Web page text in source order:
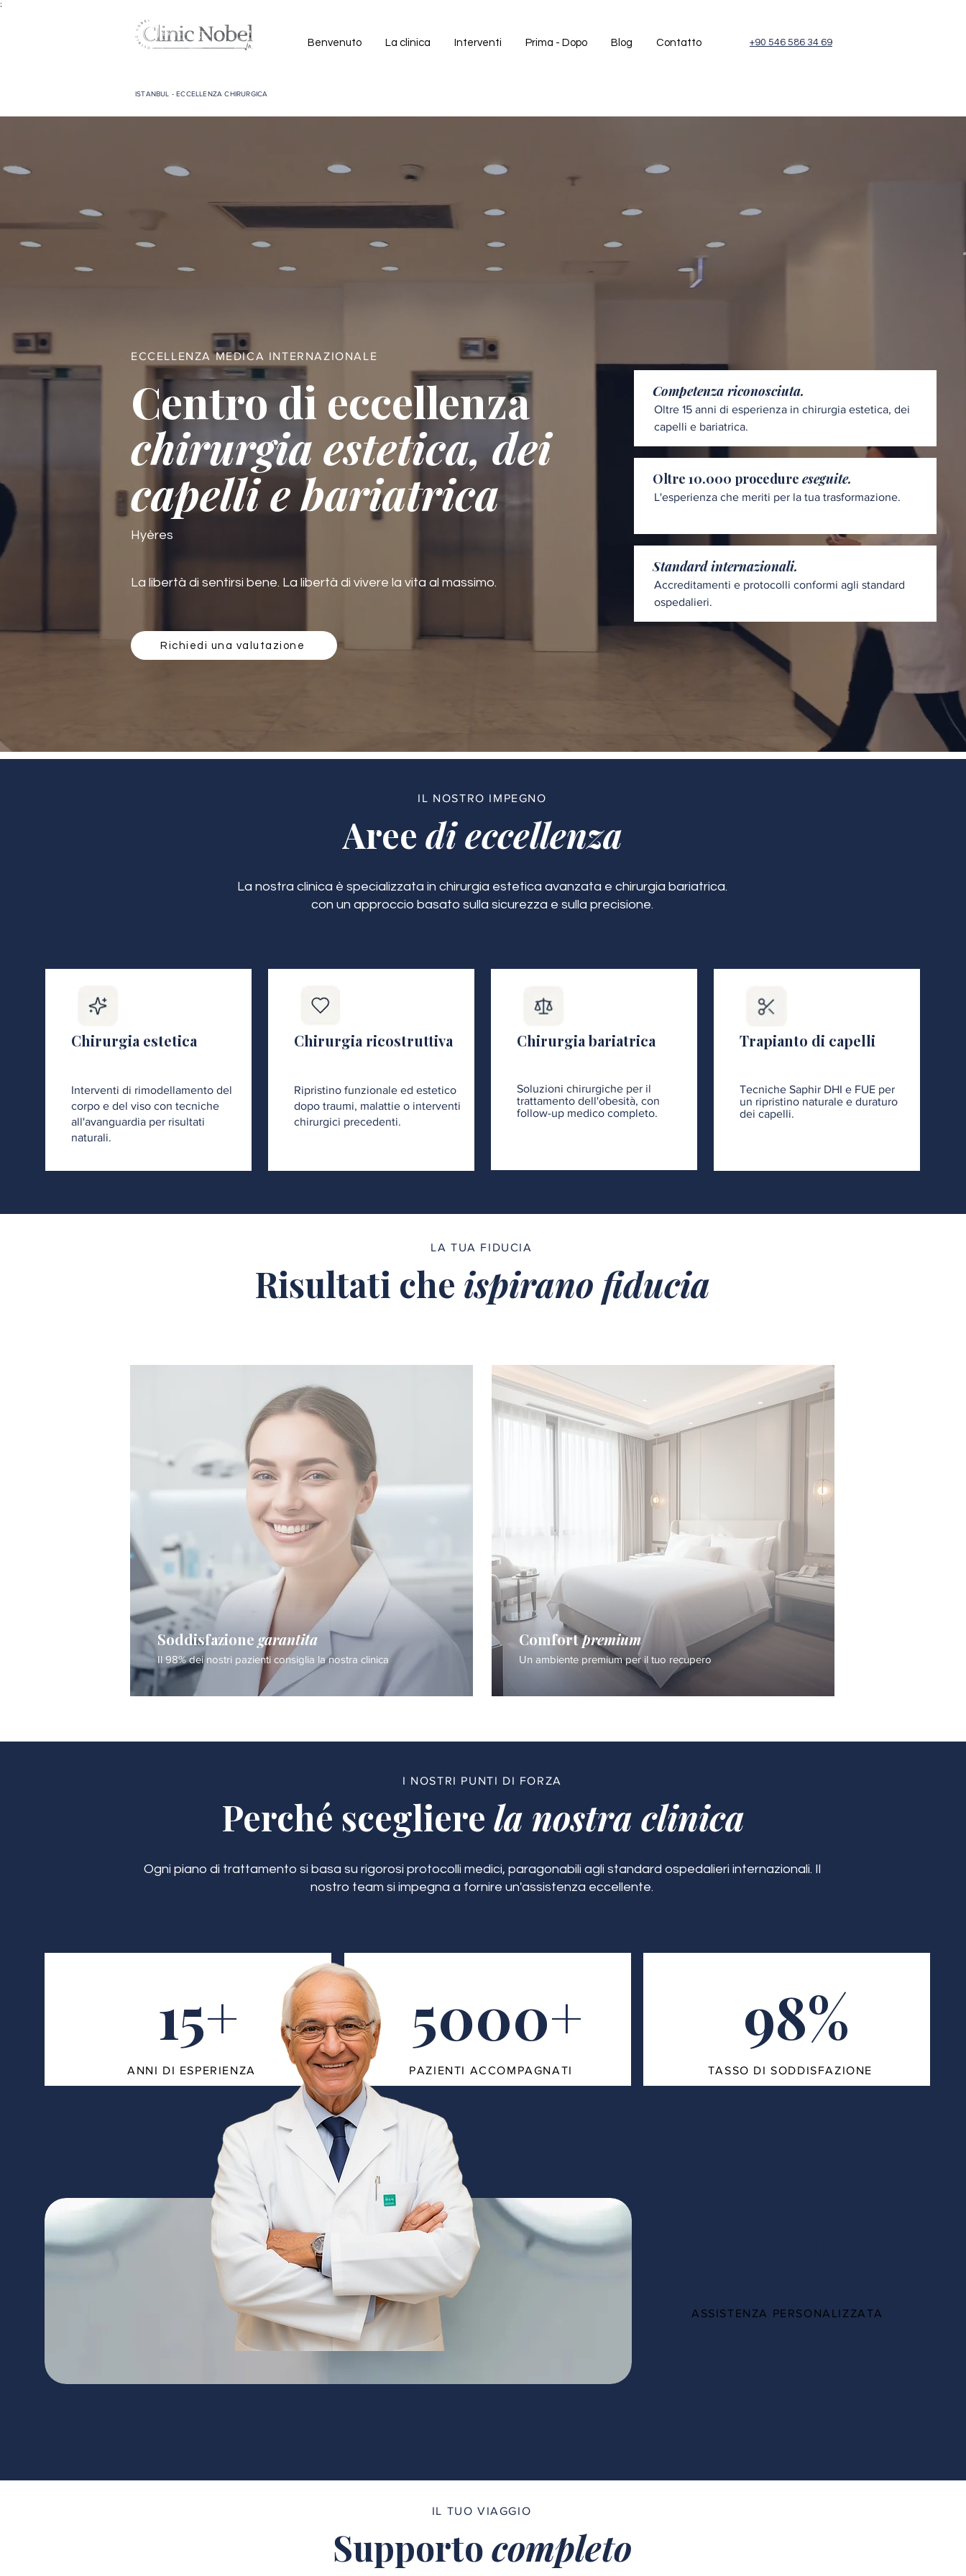
;
Benvenuto La clinica Interventi Prima - Dopo Blog Contatto
ISTANBUL - ECCELLENZA CHIRURGICA
+90 546 586 34 69
ECCELLENZA MEDICA INTERNAZIONALE
Centro di eccellenza
chirurgia estetica, dei
capelli e bariatrica
Hyères
La libertà di sentirsi bene. La libertà di vivere la vita al massimo.
Competenza riconosciuta.
Oltre 15 anni di esperienza in chirurgia estetica, dei
capelli e bariatrica.
Oltre 10.000 procedure eseguite.
L'esperienza che meriti per la tua trasformazione.
Standard internazionali.
Accreditamenti e protocolli conformi agli standard
ospedalieri.
Richiedi una valutazione
IL NOSTRO IMPEGNO
Aree di eccellenza
La nostra clinica è specializzata in chirurgia estetica avanzata e chirurgia bariatrica.
con un approccio basato sulla sicurezza e sulla precisione.
Chirurgia estetica
Interventi di rimodellamento del
corpo e del viso con tecniche
all'avanguardia per risultati
naturali.
Chirurgia ricostruttiva
Ripristino funzionale ed estetico
dopo traumi, malattie o interventi
chirurgici precedenti.
Chirurgia bariatrica
Soluzioni chirurgiche per il
trattamento dell'obesità, con
follow-up medico completo.
Trapianto di capelli
Tecniche Saphir DHI e FUE per
un ripristino naturale e duraturo
dei capelli.
LA TUA FIDUCIA
Risultati che ispirano fiducia
Soddisfazione garantita
Il 98% dei nostri pazienti consiglia la nostra clinica
Comfortpremium
Un ambiente premium per il tuo recupero
I NOSTRI PUNTI DI FORZA
Perché scegliere la nostra clinica
Ogni piano di trattamento si basa su rigorosi protocolli medici, paragonabili agli standard ospedalieri internazionali. Il
nostro team si impegna a fornire un'assistenza eccellente.
15+
ANNI DI ESPERIENZA
5000+
PAZIENTI ACCOMPAGNATI
98%
TASSO DI SODDISFAZIONE
ASSISTENZA PERSONALIZZATA
IL TUO VIAGGIO
Supportocompleto